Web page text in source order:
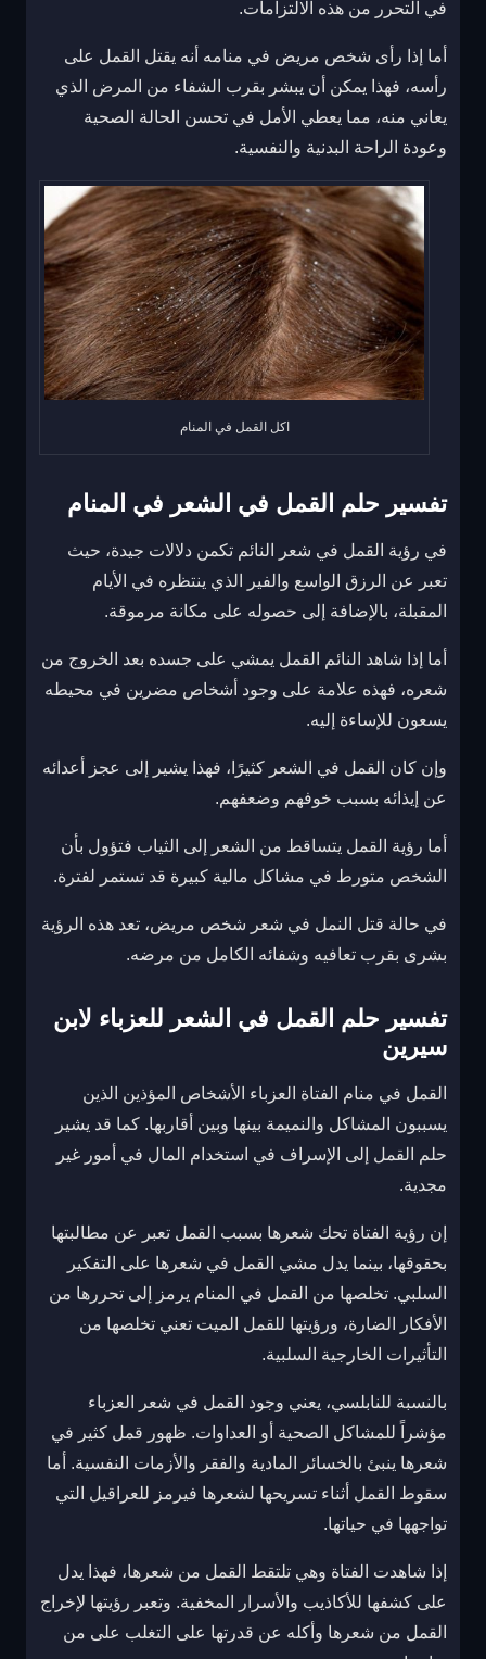
في التحرر من هذه الالتزامات.
أما إذا رأى شخص مريض في منامه أنه يقتل القمل على
رأسه، فهذا يمكن أن يبشر بقرب الشفاء من المرض الذي
يعاني منه، مما يعطي الأمل في تحسن الحالة الصحية
وعودة الراحة البدنية والنفسية.
اكل القمل في المنام
تفسير حلم القمل في الشعر في المنام
في رؤية القمل في شعر النائم تكمن دلالات جيدة، حيث
تعبر عن الرزق الواسع والفير الذي ينتظره في الأيام
المقبلة، بالإضافة إلى حصوله على مكانة مرموقة.
أما إذا شاهد النائم القمل يمشي على جسده بعد الخروج من
شعره، فهذه علامة على وجود أشخاص مضرين في محيطه
يسعون للإساءة إليه.
وإن كان القمل في الشعر كثيرًا، فهذا يشير إلى عجز أعدائه
عن إيذائه بسبب خوفهم وضعفهم.
أما رؤية القمل يتساقط من الشعر إلى الثياب فتؤول بأن
الشخص متورط في مشاكل مالية كبيرة قد تستمر لفترة.
في حالة قتل النمل في شعر شخص مريض، تعد هذه الرؤية
بشرى بقرب تعافيه وشفائه الكامل من مرضه.
تفسير حلم القمل في الشعر للعزباء لابن
سيرين
القمل في منام الفتاة العزباء الأشخاص المؤذين الذين
يسببون المشاكل والنميمة بينها وبين أقاربها. كما قد يشير
حلم القمل إلى الإسراف في استخدام المال في أمور غير
مجدية.
إن رؤية الفتاة تحك شعرها بسبب القمل تعبر عن مطالبتها
بحقوقها، بينما يدل مشي القمل في شعرها على التفكير
السلبي. تخلصها من القمل في المنام يرمز إلى تحررها من
الأفكار الضارة، ورؤيتها للقمل الميت تعني تخلصها من
التأثيرات الخارجية السلبية.
بالنسبة للنابلسي، يعني وجود القمل في شعر العزباء
مؤشراً للمشاكل الصحية أو العداوات. ظهور قمل كثير في
شعرها ينبئ بالخسائر المادية والفقر والأزمات النفسية. أما
سقوط القمل أثناء تسريحها لشعرها فيرمز للعراقيل التي
تواجهها في حياتها.
إذا شاهدت الفتاة وهي تلتقط القمل من شعرها، فهذا يدل
على كشفها للأكاذيب والأسرار المخفية. وتعبر رؤيتها لإخراج
القمل من شعرها وأكله عن قدرتها على التغلب على من